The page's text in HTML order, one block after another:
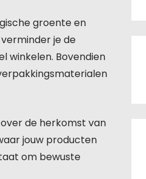
groente en
je de
winkelen. Bovendien
de herkomst van
jouw producten
om bewuste